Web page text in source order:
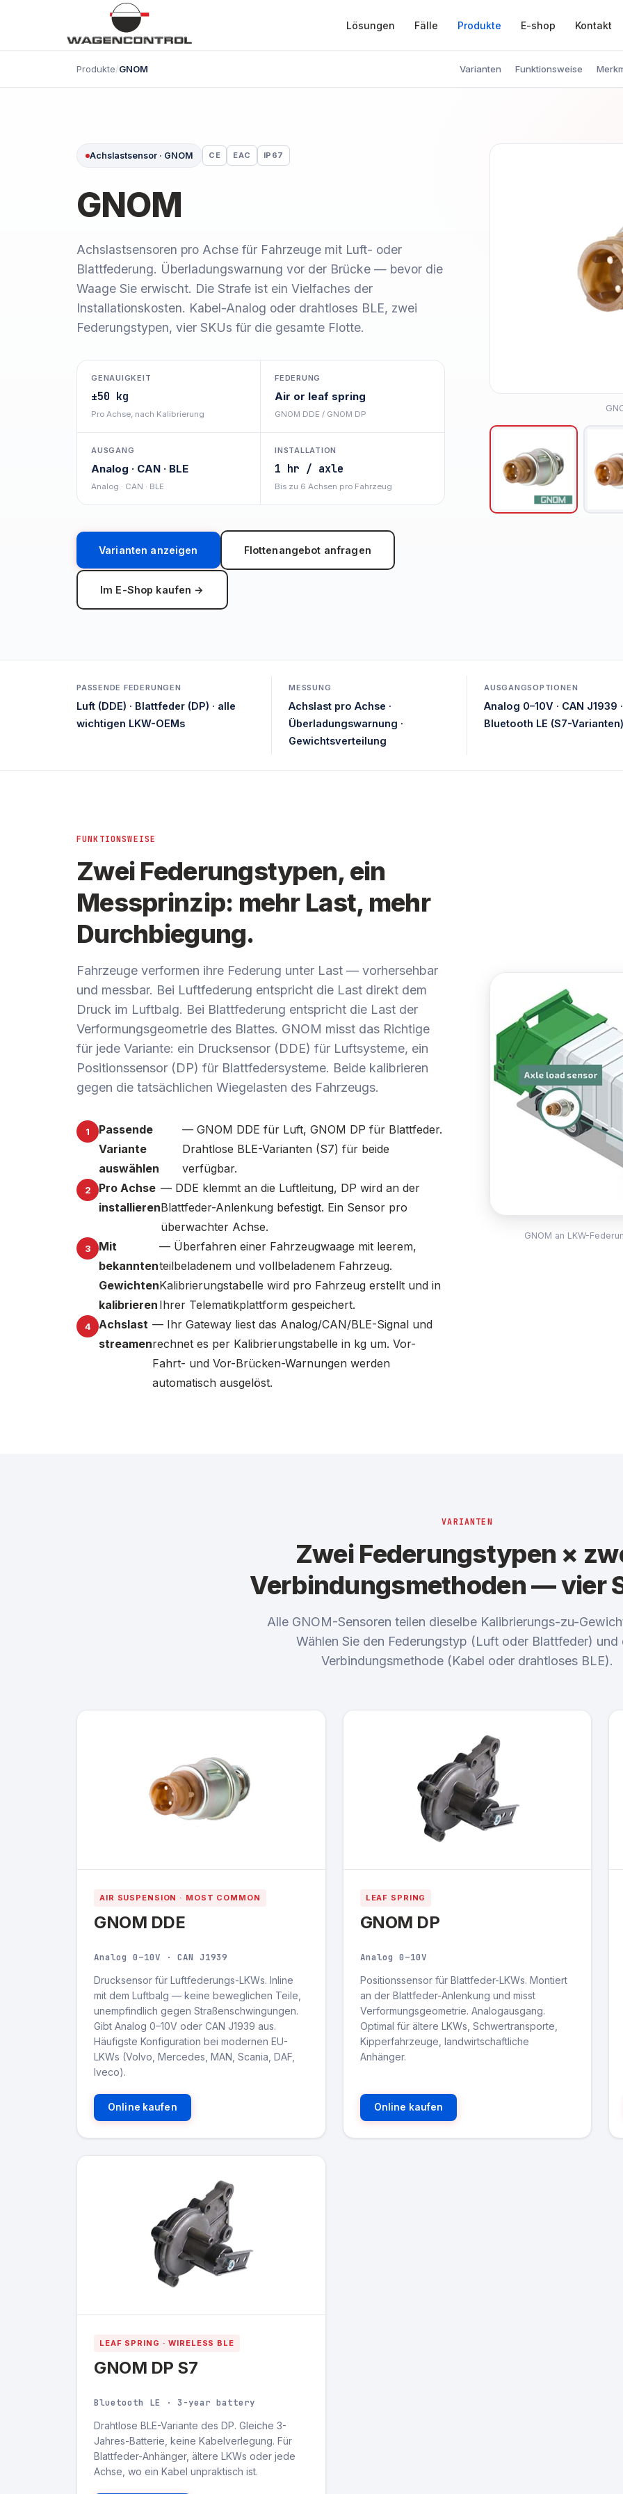
Lösungen Fälle Produkte E-shop Kontakt
Produkte/GNOM Varianten Funktionsweise
Achslastsensor · GNOM CE EAC IP67
GNOM
Achslastsensoren pro Achse für Fahrzeuge mit Luft- oder
Blattfederung. Überladungswarnung vor der Brücke — bevor die
Waage Sie erwischt. Die Strafe ist ein Vielfaches der
Installationskosten. Kabel-Analog oder drahtloses BLE, zwei
Federungstypen, vier SKUs für die gesamte Flotte.
GENAUIGKEIT
±50 kg
Pro Achse, nach Kalibrierung
FEDERUNG
Air or leaf spring
GNOM DDE / GNOM DP
AUSGANG
Analog · CAN · BLE
Analog · CAN · BLE
INSTALLATION
1 hr / axle
Bis zu 6 Achsen pro Fahrzeug
Varianten anzeigen Flottenangebot anfragen
Im E-Shop kaufen →
PASSENDE FEDERUNGEN
Luft (DDE) · Blattfeder (DP) · alle
wichtigen LKW-OEMs
MESSUNG
Achslast pro Achse ·
Überladungswarnung ·
Gewichtsverteilung
AUSGANGSOPTIONEN
Analog 0–10V · CAN J1939 ·
Bluetooth LE (S7-Varianten)
FUNKTIONSWEISE
Zwei Federungstypen, ein
Messprinzip: mehr Last, mehr
Durchbiegung.
Fahrzeuge verformen ihre Federung unter Last — vorhersehbar
und messbar. Bei Luftfederung entspricht die Last direkt dem
Druck im Luftbalg. Bei Blattfederung entspricht die Last der
Verformungsgeometrie des Blattes. GNOM misst das Richtige
für jede Variante: ein Drucksensor (DDE) für Luftsysteme, ein
Positionssensor (DP) für Blattfedersysteme. Beide kalibrieren
gegen die tatsächlichen Wiegelasten des Fahrzeugs.
Passende
Variante
auswählen
— GNOM DDE für Luft, GNOM DP für Blattfeder.
Drahtlose BLE-Varianten (S7) für beide
verfügbar.
Pro Achse
installieren
— DDE klemmt an die Luftleitung, DP wird an der
Blattfeder-Anlenkung befestigt. Ein Sensor pro
überwachter Achse.
Mit
bekannten
Gewichten
kalibrieren
— Überfahren einer Fahrzeugwaage mit leerem,
teilbeladenem und vollbeladenem Fahrzeug.
Kalibrierungstabelle wird pro Fahrzeug erstellt und in
Ihrer Telematikplattform gespeichert.
Achslast
streamen
— Ihr Gateway liest das Analog/CAN/BLE-Signal und
rechnet es per Kalibrierungstabelle in kg um. Vor-
Fahrt- und Vor-Brücken-Warnungen werden
automatisch ausgelöst.
GNOM an LKW-
VARIANTEN
Zwei Federungstypen ×
Verbindungsmethoden — vier
Alle GNOM-Sensoren teilen dieselbe Kalibrierungs-zu-
Wählen Sie den Federungstyp (Luft oder Blattfeder) und
Verbindungsmethode (Kabel oder drahtloses BLE).
AIR SUSPENSION · MOST COMMON
GNOM DDE
Analog 0–10V · CAN J1939
Drucksensor für Luftfederungs-LKWs. Inline
mit dem Luftbalg — keine beweglichen Teile,
unempfindlich gegen Straßenschwingungen.
Gibt Analog 0–10V oder CAN J1939 aus.
Häufigste Konfiguration bei modernen EU-
LKWs (Volvo, Mercedes, MAN, Scania, DAF,
Iveco).
Online kaufen
LEAF SPRING
GNOM DP
Analog 0–10V
Positionssensor für Blattfeder-LKWs. Montiert
an der Blattfeder-Anlenkung und misst
Verformungsgeometrie. Analogausgang.
Optimal für ältere LKWs, Schwertransporte,
Kipperfahrzeuge, landwirtschaftliche
Anhänger.
Online kaufen
LEAF SPRING · WIRELESS BLE
GNOM DP S7
Bluetooth LE · 3-year battery
Drahtlose BLE-Variante des DP. Gleiche 3-
Jahres-Batterie, keine Kabelverlegung. Für
Blattfeder-Anhänger, ältere LKWs oder jede
Achse, wo ein Kabel unpraktisch ist.